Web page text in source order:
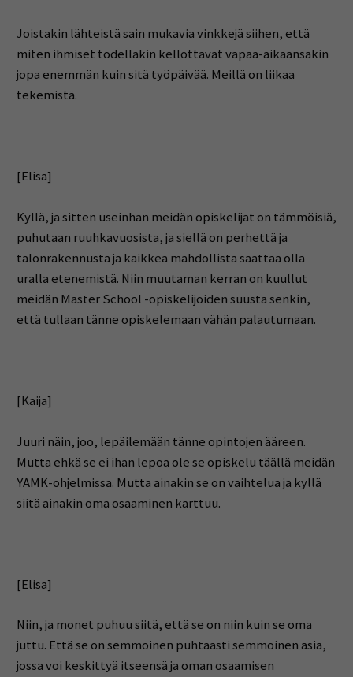
Joistakin lähteistä sain mukavia vinkkejä siihen, että
miten ihmiset todellakin kellottavat vapaa-aikaansakin
jopa enemmän kuin sitä työpäivää. Meillä on liikaa
tekemistä.
[Elisa]
Kyllä, ja sitten useinhan meidän opiskelijat on tämmöisiä,
puhutaan ruuhkavuosista, ja siellä on perhettä ja
talonrakennusta ja kaikkea mahdollista saattaa olla
uralla etenemistä. Niin muutaman kerran on kuullut
meidän Master School -opiskelijoiden suusta senkin,
että tullaan tänne opiskelemaan vähän palautumaan.
[Kaija]
Juuri näin, joo, lepäilemään tänne opintojen ääreen.
Mutta ehkä se ei ihan lepoa ole se opiskelu täällä meidän
YAMK-ohjelmissa. Mutta ainakin se on vaihtelua ja kyllä
siitä ainakin oma osaaminen karttuu.
[Elisa]
Niin, ja monet puhuu siitä, että se on niin kuin se oma
juttu. Että se on semmoinen puhtaasti semmoinen asia,
jossa voi keskittyä itseensä ja oman osaamisen